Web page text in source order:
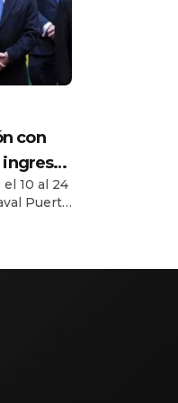
con
ingreso
Brasil
10 al 24
Puerto